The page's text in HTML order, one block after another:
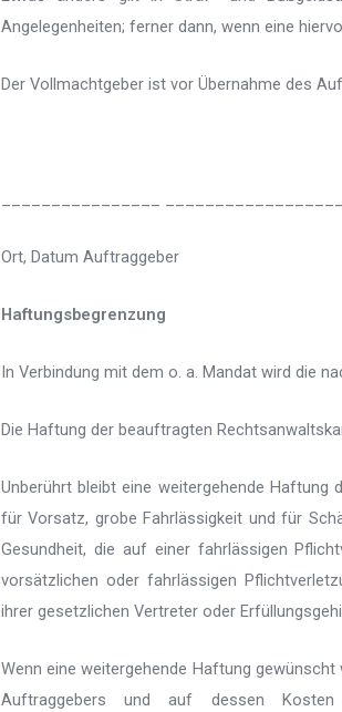
Angelegenheiten; ferner dann, wenn eine
Der Vollmachtgeber ist vor Übernahme des
Ort, Datum Auftraggeber
Haftungsbegrenzung
In Verbindung mit dem o. a. Mandat wird die
Die Haftung der beauftragten
Unberührt bleibt eine weitergehende Haftung
für Vorsatz, grobe Fahrlässigkeit und für
Gesundheit, die auf einer fahrlässigen
vorsätzlichen oder fahrlässigen
ihrer gesetzlichen Vertreter oder
Wenn eine weitergehende Haftung
Auftraggebers und auf dessen Kosten